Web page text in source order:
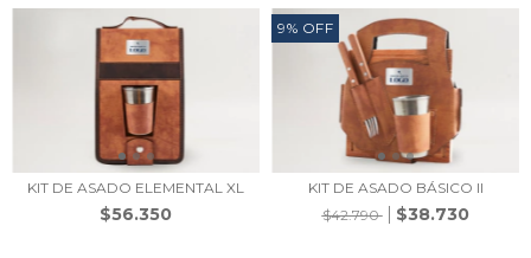
KIT DE ASADO ELEMENTAL XL
$56.350
9% OFF
KIT DE ASADO BÁSICO II
$42.790
$38.730